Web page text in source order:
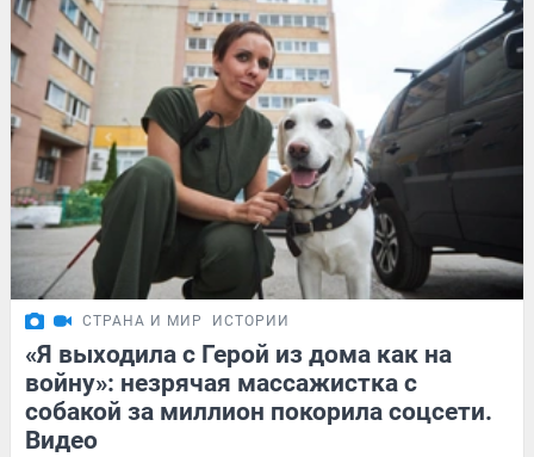
СТРАНА И МИР ИСТОРИИ
«Я выходила с Герой из дома как на
войну»: незрячая массажистка с
собакой за миллион покорила соцсети.
Видео